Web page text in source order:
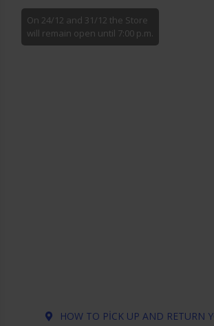
On 24/12 and 31/12 the Store
will remain open until 7:00 p.m.
HOW TO PICK UP AND RETURN